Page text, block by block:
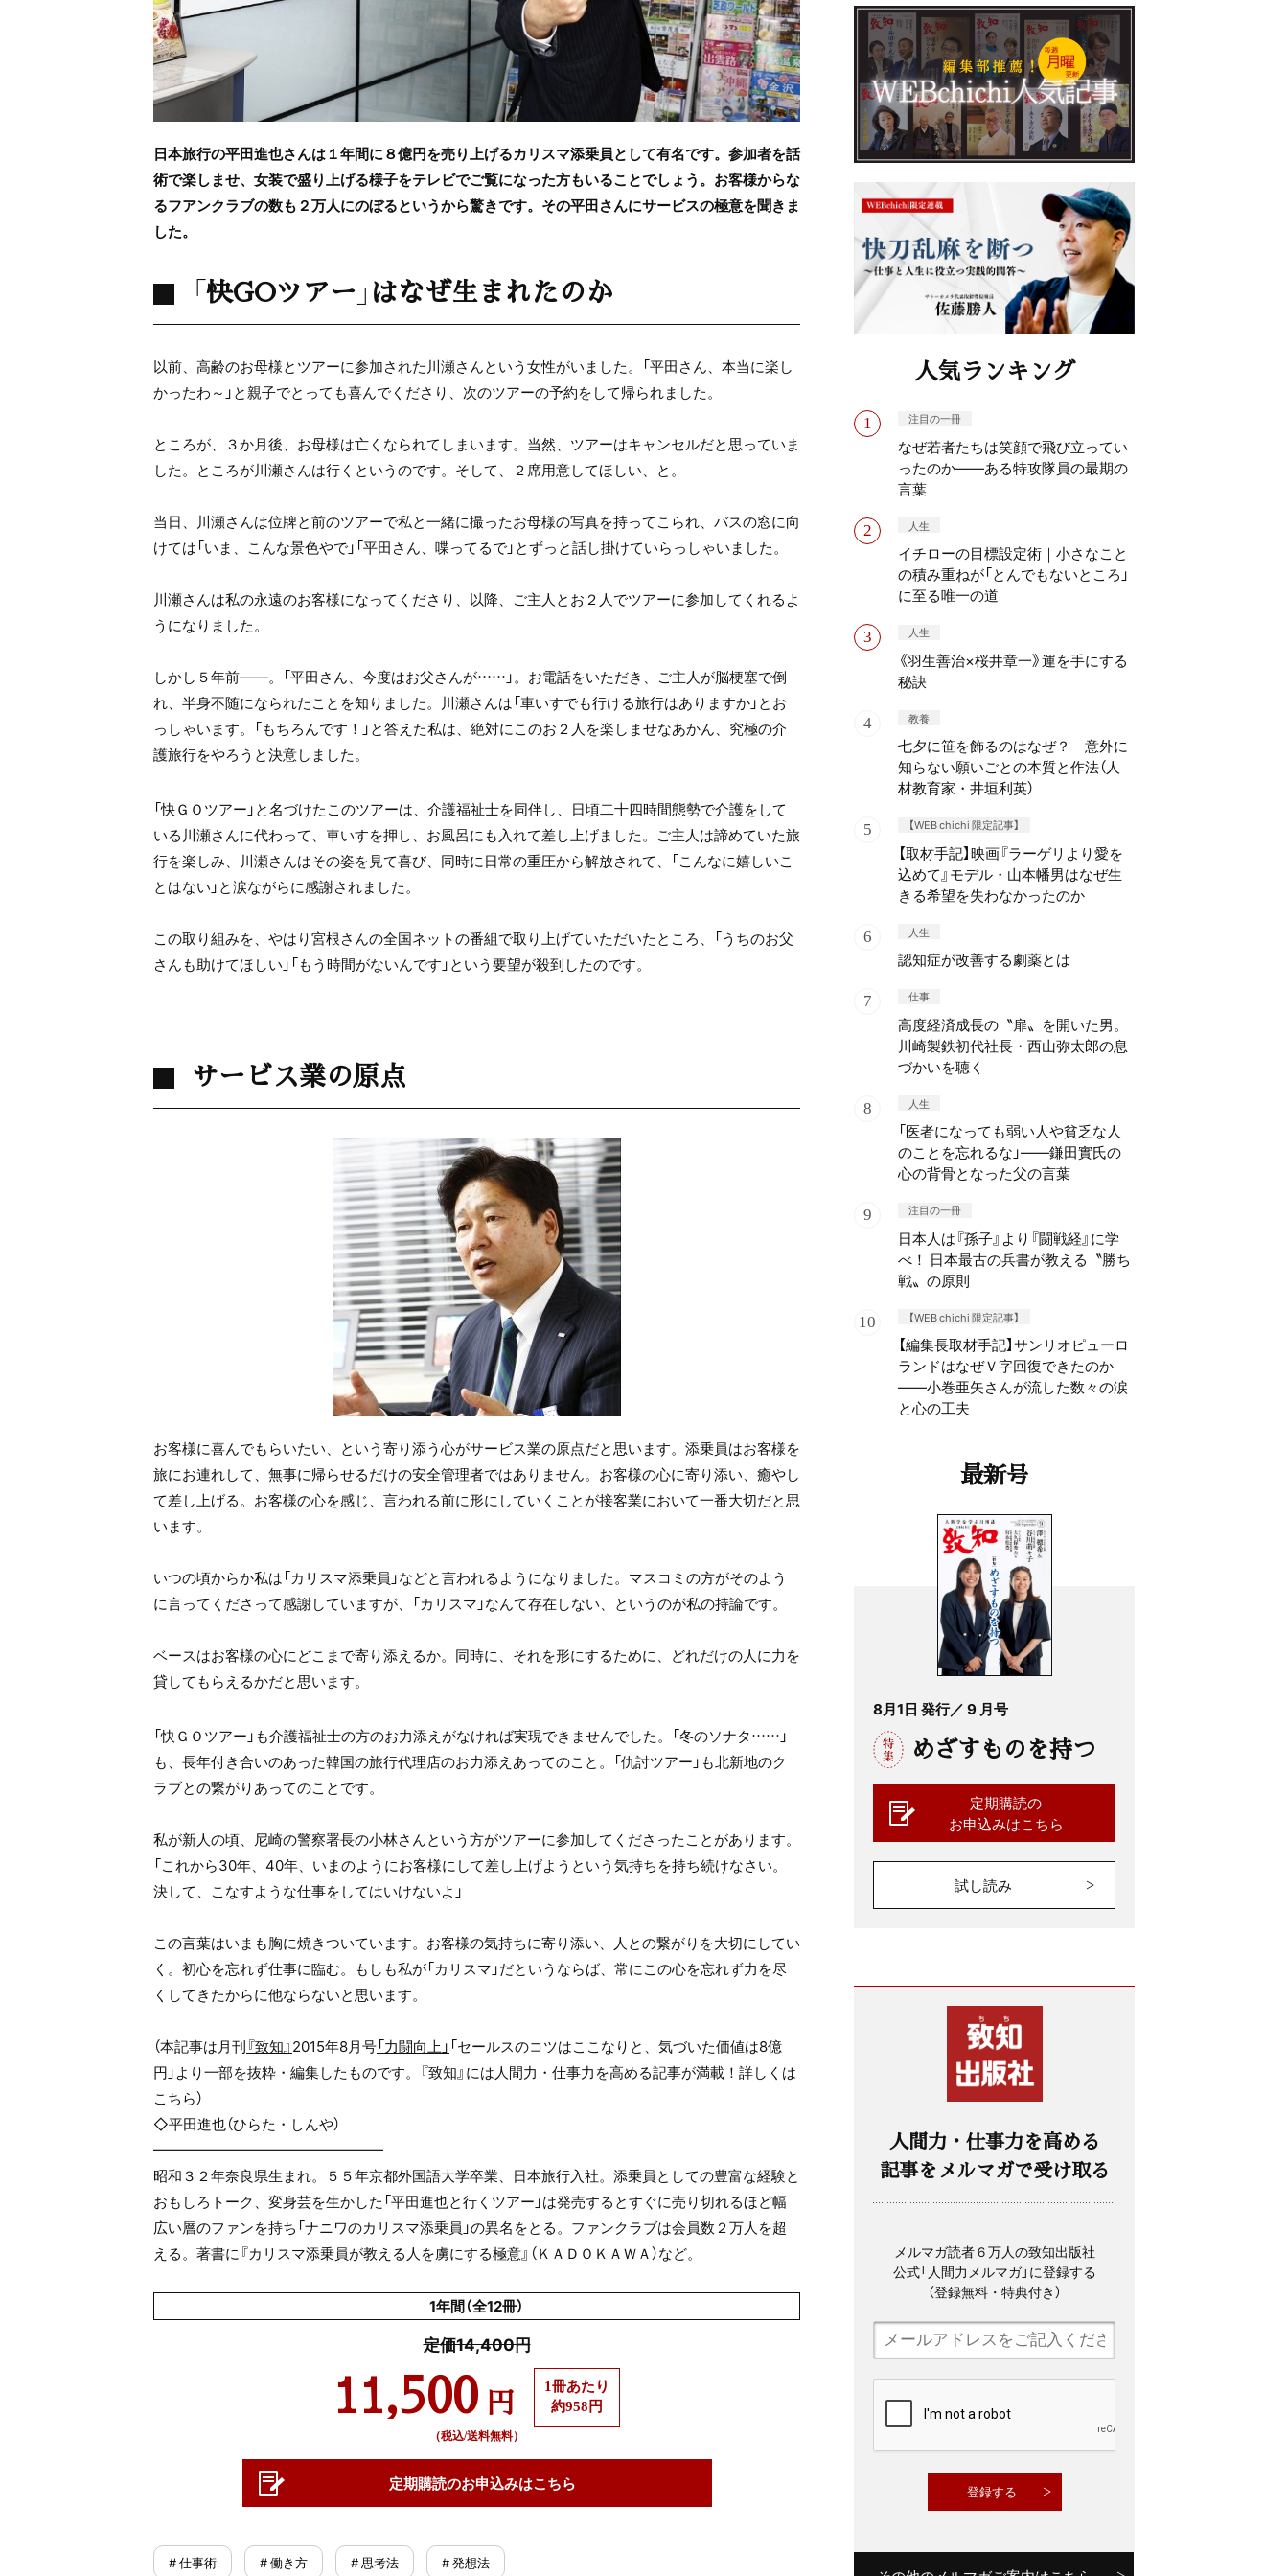
日本旅行の平田進也さんは１年間に８億円を売り上げるカリスマ添乗員として有名です。参加者を話
術で楽しませ、女装で盛り上げる様子をテレビでご覧になった方もいることでしょう。お客様からな
るフアンクラブの数も２万人にのぼるというから驚きです。その平田さんにサービスの極意を聞きま
した。
「快GOツアー」はなぜ生まれたのか
以前、高齢のお母様とツアーに参加された川瀬さんという女性がいました。「平田さん、本当に楽し
かったわ～」と親子でとっても喜んでくださり、次のツアーの予約をして帰られました。
ところが、３か月後、お母様は亡くなられてしまいます。当然、ツアーはキャンセルだと思っていま
した。ところが川瀬さんは行くというのです。そして、２席用意してほしい、と。
当日、川瀬さんは位牌と前のツアーで私と一緒に撮ったお母様の写真を持ってこられ、バスの窓に向
けては「いま、こんな景色やで」「平田さん、喋ってるで」とずっと話し掛けていらっしゃいました。
川瀬さんは私の永遠のお客様になってくださり、以降、ご主人とお２人でツアーに参加してくれるよ
うになりました。
しかし５年前――。「平田さん、今度はお父さんが……」。お電話をいただき、ご主人が脳梗塞で倒
れ、半身不随になられたことを知りました。川瀬さんは「車いすでも行ける旅行はありますか」とお
っしゃいます。「もちろんです！」と答えた私は、絶対にこのお２人を楽しませなあかん、究極の介
護旅行をやろうと決意しました。
「快ＧＯツアー」と名づけたこのツアーは、介護福祉士を同伴し、日頃二十四時間態勢で介護をして
いる川瀬さんに代わって、車いすを押し、お風呂にも入れて差し上げました。ご主人は諦めていた旅
行を楽しみ、川瀬さんはその姿を見て喜び、同時に日常の重圧から解放されて、「こんなに嬉しいこ
とはない」と涙ながらに感謝されました。
この取り組みを、やはり宮根さんの全国ネットの番組で取り上げていただいたところ、「うちのお父
さんも助けてほしい」「もう時間がないんです」という要望が殺到したのです。
サービス業の原点
お客様に喜んでもらいたい、という寄り添う心がサービス業の原点だと思います。添乗員はお客様を
旅にお連れして、無事に帰らせるだけの安全管理者ではありません。お客様の心に寄り添い、癒やし
て差し上げる。お客様の心を感じ、言われる前に形にしていくことが接客業において一番大切だと思
います。
いつの頃からか私は「カリスマ添乗員」などと言われるようになりました。マスコミの方がそのよう
に言ってくださって感謝していますが、「カリスマ」なんて存在しない、というのが私の持論です。
ベースはお客様の心にどこまで寄り添えるか。同時に、それを形にするために、どれだけの人に力を
貸してもらえるかだと思います。
「快ＧＯツアー」も介護福祉士の方のお力添えがなければ実現できませんでした。「冬のソナタ……」
も、長年付き合いのあった韓国の旅行代理店のお力添えあってのこと。「仇討ツアー」も北新地のク
ラブとの繋がりあってのことです。
私が新人の頃、尼崎の警察署長の小林さんという方がツアーに参加してくださったことがあります。
「これから30年、40年、いまのようにお客様にして差し上げようという気持ちを持ち続けなさい。
決して、こなすような仕事をしてはいけないよ」
この言葉はいまも胸に焼きついています。お客様の気持ちに寄り添い、人との繋がりを大切にしてい
く。初心を忘れず仕事に臨む。もしも私が「カリスマ」だというならば、常にこの心を忘れず力を尽
くしてきたからに他ならないと思います。
（本記事は月刊『致知』2015年8月号「力闘向上」 「セールスのコツはここなりと、気づいた価値は8億
円」より一部を抜粋・編集したものです。『致知』には人間力・仕事力を高める記事が満載！詳しくは
こちら）
◇平田進也（ひらた・しんや）
━━━━━━━━━━━━━━━━
昭和３２年奈良県生まれ。５５年京都外国語大学卒業、日本旅行入社。添乗員としての豊富な経験と
おもしろトーク、変身芸を生かした「平田進也と行くツアー」は発売するとすぐに売り切れるほど幅
広い層のファンを持ち「ナニワのカリスマ添乗員」の異名をとる。ファンクラブは会員数２万人を超
える。著書に『カリスマ添乗員が教える人を虜にする極意』（ＫＡＤＯＫＡＷＡ）など。
1年間（全12冊）
定価14,400円
11,500 円
1冊あたり
約958円
（税込/送料無料）
定期購読のお申込みはこちら
# 仕事術 # 働き方 # 思考法 # 発想法
人気ランキング
注目の一冊
なぜ若者たちは笑顔で飛び立ってい
ったのか——ある特攻隊員の最期の
言葉
人生
イチローの目標設定術｜小さなこと
の積み重ねが「とんでもないところ」
に至る唯一の道
人生
《羽生善治×桜井章一》運を手にする
秘訣
教養
七夕に笹を飾るのはなぜ？ 意外に
知らない願いごとの本質と作法（人
材教育家・井垣利英）
【WEB chichi 限定記事】
【取材手記】映画『ラーゲリより愛を
込めて』モデル・山本幡男はなぜ生
きる希望を失わなかったのか
人生
認知症が改善する劇薬とは
仕事
高度経済成長の〝扉〟を開いた男。
川崎製鉄初代社長・西山弥太郎の息
づかいを聴く
人生
「医者になっても弱い人や貧乏な人
のことを忘れるな」——鎌田實氏の
心の背骨となった父の言葉
注目の一冊
日本人は『孫子』より『闘戦経』に学
べ！ 日本最古の兵書が教える〝勝ち
戦〟の原則
【WEB chichi 限定記事】
【編集長取材手記】サンリオピューロ
ランドはなぜＶ字回復できたのか
——小巻亜矢さんが流した数々の涙
と心の工夫
最新号
8月1日 発行／ 9 月号
めざすものを持つ
定期購読の
お申込みはこちら
試し読み
人間力・仕事力を高める
記事をメルマガで受け取る
メルマガ読者６万人の致知出版社
公式「人間力メルマガ」に登録する
（登録無料・特典付き）